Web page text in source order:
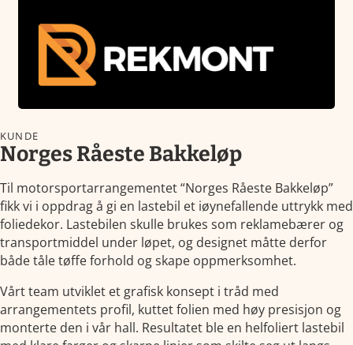
Norges Råeste Bakkeløp
KUNDE
Til motorsportarrangementet “Norges Råeste Bakkeløp”
fikk vi i oppdrag å gi en lastebil et iøynefallende uttrykk med
foliedekor. Lastebilen skulle brukes som reklamebærer og
transportmiddel under løpet, og designet måtte derfor
både tåle tøffe forhold og skape oppmerksomhet.
Vårt team utviklet et grafisk konsept i tråd med
arrangementets profil, kuttet folien med høy presisjon og
monterte den i vår hall. Resultatet ble en helfoliert lastebil